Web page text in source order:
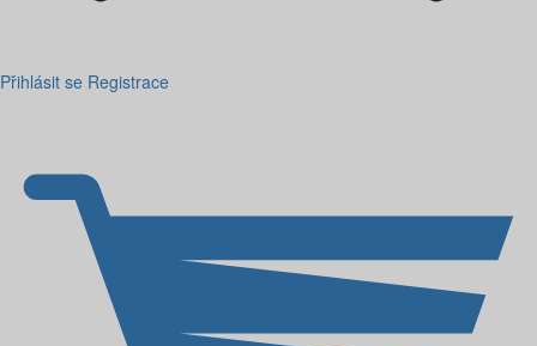
Přihlásit se Registrace